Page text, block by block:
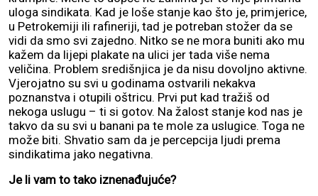
uloga sindikata. Kad je loše stanje kao što je, primjerice,
u Petrokemiji ili rafineriji, tad je potreban stožer da se
vidi da smo svi zajedno. Nitko se ne mora buniti ako mu
kažem da lijepi plakate na ulici jer tada više nema
veličina. Problem središnjica je da nisu dovoljno aktivne.
Vjerojatno su svi u godinama ostvarili nekakva
poznanstva i otupili oštricu. Prvi put kad tražiš od
nekoga uslugu – ti si gotov. Na žalost stanje kod nas je
takvo da su svi u banani pa te mole za uslugice. Toga ne
može biti. Shvatio sam da je percepcija ljudi prema
sindikatima jako negativna.
Je li vam to tako iznenađujuće?